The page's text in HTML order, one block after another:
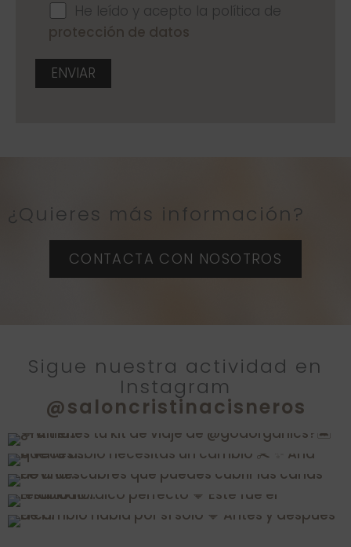
He leído y acepto la política de
protección de datos
r
v
¿Quieres más información?
CONTACTA CON NOSOTROS
Sigue nuestra actividad en
Instagram
@saloncristinacisneros